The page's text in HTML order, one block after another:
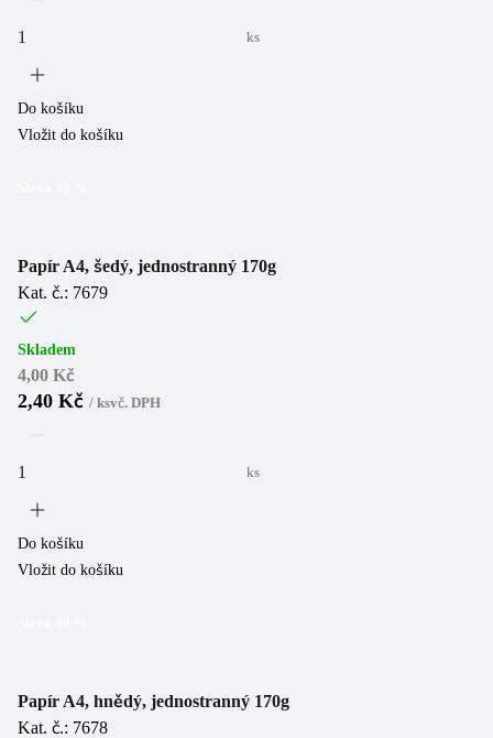
ks
Do košíku
Vložit do košíku
Papír A4, šedý, jednostranný 170g
Kat. č.: 7679
Skladem
4,00 Kč
2,40 Kč / ksvč. DPH
ks
Do košíku
Vložit do košíku
Papír A4, hnědý, jednostranný 170g
Kat. č.: 7678